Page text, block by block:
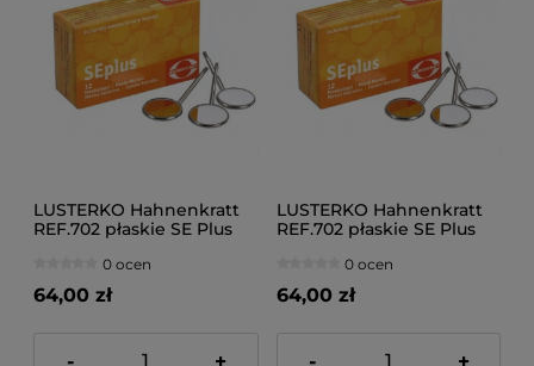
LUSTERKO Hahnenkratt
REF.702 płaskie SE Plus
0 ocen
64,00 zł
- +
LUSTERKO Hahnenkratt
REF.702 płaskie SE Plus
0 ocen
64,00 zł
- +